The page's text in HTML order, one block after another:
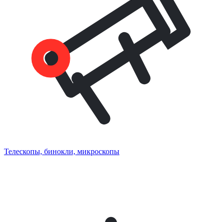
Телескопы, бинокли, микроскопы